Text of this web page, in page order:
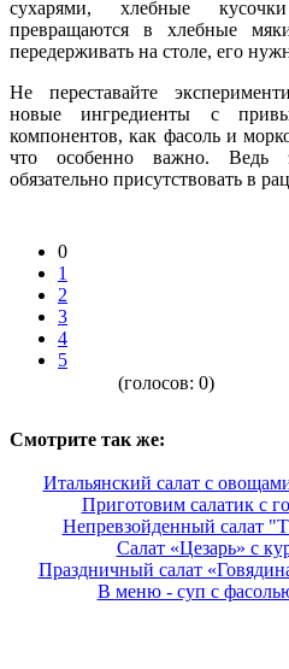
сухарями, хлебные
превращаются в хлебные
передерживать на столе, его
Не переставайте
новые ингредиенты с
компонентов, как фасоль и
что особенно важно. Ведь
обязательно присутствовать в
0
1
2
3
4
5
(голосов: 0)
Смотрите так же:
Итальянский салат с
Приготовим салатик с
Непревзойденный салат
Салат «Цезарь» с
Праздничный салат
В меню - суп с